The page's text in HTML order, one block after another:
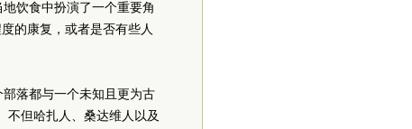
饮食中扮演了一个重要角
的康复，或者是否有些人
落都与一个未知且更为古
但哈扎人、桑达维人以及